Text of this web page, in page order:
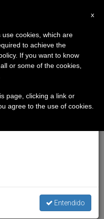
Toledo
×
haremos la pausa
el periodo de verano
y también el
Entendido
x
cookies, which are
to achieve the
If you want to know
or some of the cookies,
page, clicking a link or
agree to the use of cookies.